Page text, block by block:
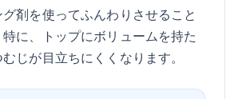
剤を使ってふんわりさせること
に、トップにボリュームを持た
じが目立ちにくくなります。